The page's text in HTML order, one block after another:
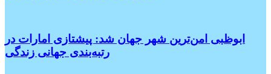
ابوظبی امن‌ترین شهر جهان شد: پیشتازی امارات در
رتبه‌بندی جهانی زندگی